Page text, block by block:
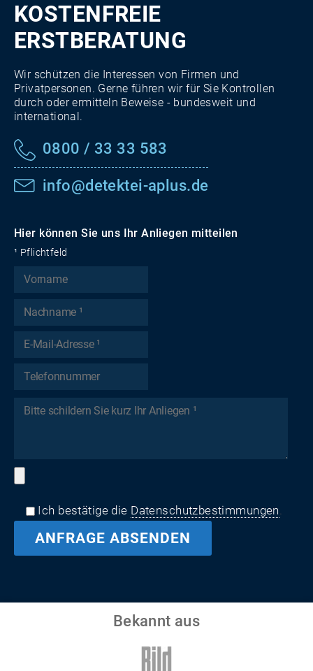
KOSTENFREIE
ERSTBERATUNG
Wir schützen die Interessen von Firmen und
Privatpersonen. Gerne führen wir für Sie Kontrollen
durch oder ermitteln Beweise - bundesweit und
international.
0800 / 33 33 583
info@detektei-aplus.de
Hier können Sie uns Ihr Anliegen mitteilen
¹ Pflichtfeld
Ich bestätige die Datenschutzbestimmungen.
Bekannt aus